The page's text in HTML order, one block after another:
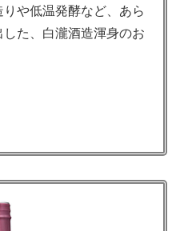
や低温発酵など、あら
た、白瀧酒造渾身のお